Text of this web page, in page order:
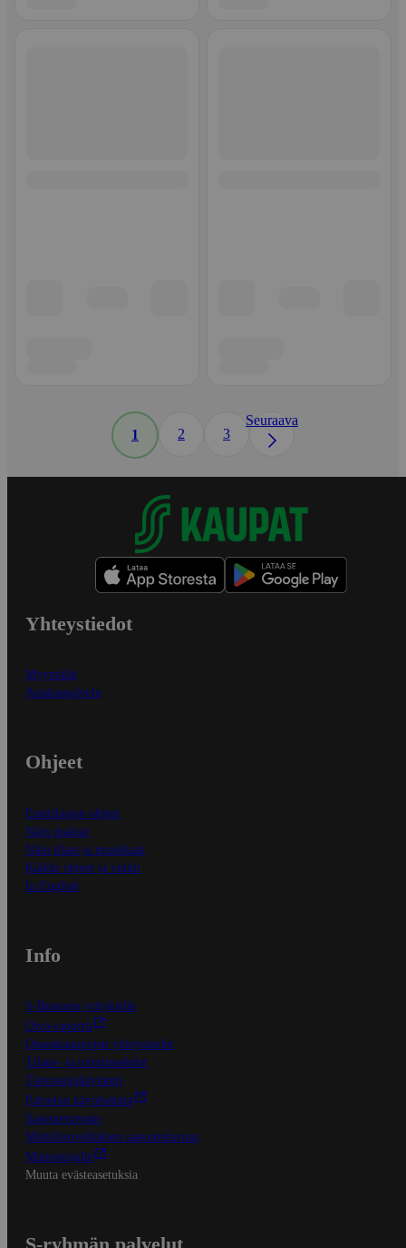
1 2 3
Seuraava
Yhteystiedot
Myymälät
Asiakaspalvelu
Ohjeet
Ensitilaajan ohjeet
Näin maksat
Näin tilaat ja muokkaat
Kaikki ohjeet ja vinkit
In English
Info
S-Business yrityksille
Oiva-raportit
Osuuskauppojen yhteystiedot
Tilaus- ja toimitusehdot
Tietosuojakäytäntö
Palvelun käyttöehdot
Saavutettavuus
Mobiilisovelluksen saavutettavuus
Mainostajalle
Muuta evästeasetuksia